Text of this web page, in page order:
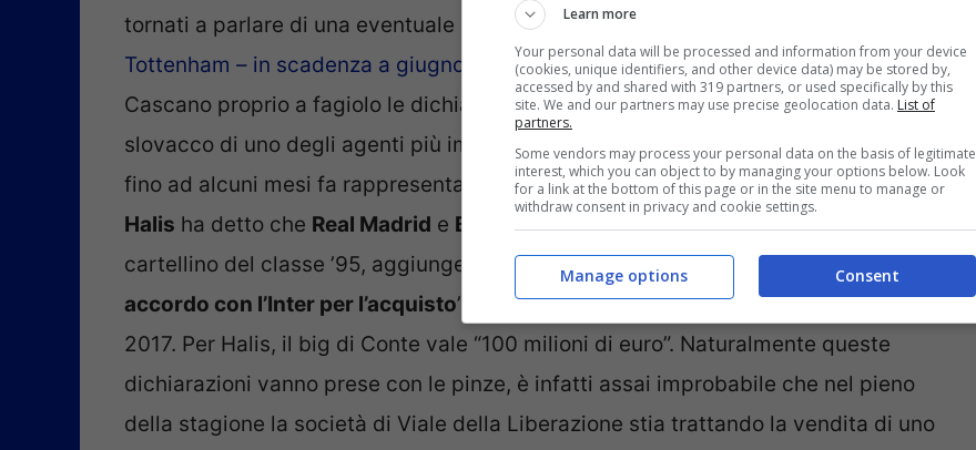
tornati a parlare di una eventuale cessione di Milan
Tottenham – in scadenza a giugno – come suo possibile successore a costo zero.
Cascano proprio a fagiolo le dichiarazioni a dir poco clamorose sul futuro dello
slovacco di uno degli agenti più importanti della ‘Stars and Friends’, agenzia che
fino ad alcuni mesi fa rappresentata il centrale interista. Allo spagnolo ‘As’ Mithat
Halis ha detto che Real Madrid e Barcellonasi sfidano almeno da due anni per il
cartellino del classe ’95, aggiungendo che adesso sono le ‘Merengues’ “vicine a un
accordo con l’Inter per l’acquisto” del calciatore arrivato alla Pinetina nell’estate
2017. Per Halis, il big di Conte vale “100 milioni di euro”. Naturalmente queste
dichiarazioni vanno prese con le pinze, è infatti assai improbabile che nel pieno
della stagione la società di Viale della Liberazione stia trattando la vendita di uno
Learn more
Your personal data will be processed and information from your device
(cookies, unique identifiers, and other device data) may be stored by,
accessed by and shared with 319 partners, or used specifically by this
site. We and our partners may use precise geolocation data. List of
partners.
Some vendors may process your personal data on the basis of legitimate
interest, which you can object to by managing your options below. Look
for a link at the bottom of this page or in the site menu to manage or
withdraw consent in privacy and cookie settings.
Consent
Manage options